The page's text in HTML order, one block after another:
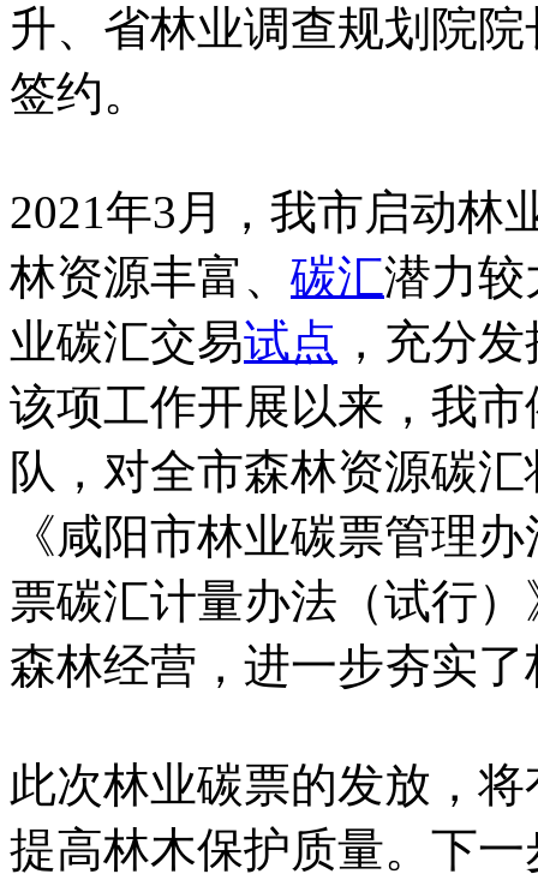
升、省林业调查规划院
签约。
2021年3月，我市启动林
林资源丰富、 碳汇潜力较
业碳汇交易试点 ，充分
该项工作开展以来，我
队，对全市森林资源碳
《咸阳市林业碳票管理
票碳汇计量办法（试行
森林经营，进一步夯实
此次林业碳票的发放，
提高林木保护质量。下